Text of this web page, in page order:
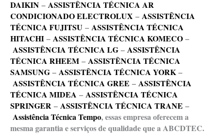
DAIKIN –ASSISTÊNCIA TÉCNICA AR
CONDICIONADO ELECTROLUX –ASSISTÊNCIA
TÉCNICA FUJITSU –ASSISTÊNCIA TÉCNICA
HITACHI –ASSISTÊNCIA TÉCNICA KOMECO –
ASSISTÊNCIA TÉCNICA LG –ASSISTÊNCIA
TÉCNICA RHEEM –ASSISTÊNCIA TÉCNICA
SAMSUNG –ASSISTÊNCIA TÉCNICA YORK–
ASSISTÊNCIA TÉCNICA GREE –ASSISTÊNCIA
TÉCNICA MIDEA –ASSISTÊNCIA TÉCNICA
SPRINGER –ASSISTÊNCIA TÉCNICA TRANE –
Assistência Técnica Tempo, essas empresa oferecem a
mesma garantia e serviços de qualidade que a ABCDTEC.